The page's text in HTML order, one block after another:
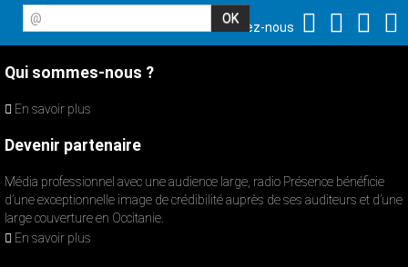
@
Suivez-nous
Qui sommes-nous ?
En savoir plus
Devenir partenaire
Média professionnel avec une audience large, radio Présence bénéficie
d’une exceptionnelle image de crédibilité auprès de ses auditeurs et d’une
large couverture en Occitanie.
En savoir plus